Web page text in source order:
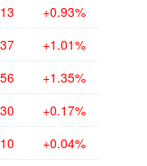
+0.93%
+1.01%
+1.35%
+0.17%
+0.04%